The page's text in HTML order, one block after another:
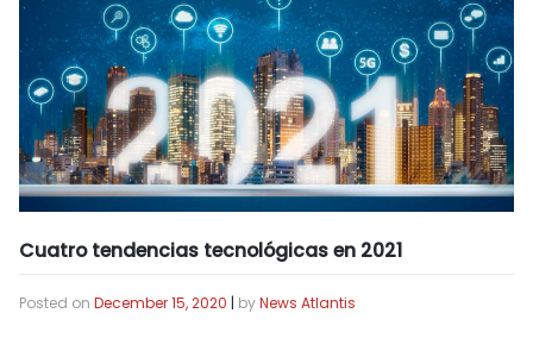
Cuatro tendencias tecnológicas en 2021
Posted on December 15, 2020 | byNews Atlantis